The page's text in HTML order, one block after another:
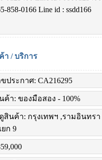
858-0166 Line id : ssdd166
/ บริการ
ประกาศ: CA216295
ค้า: ของมือสอง - 100%
สินค้า: กรุงเทพฯ ,รามอินทรา
ก 9